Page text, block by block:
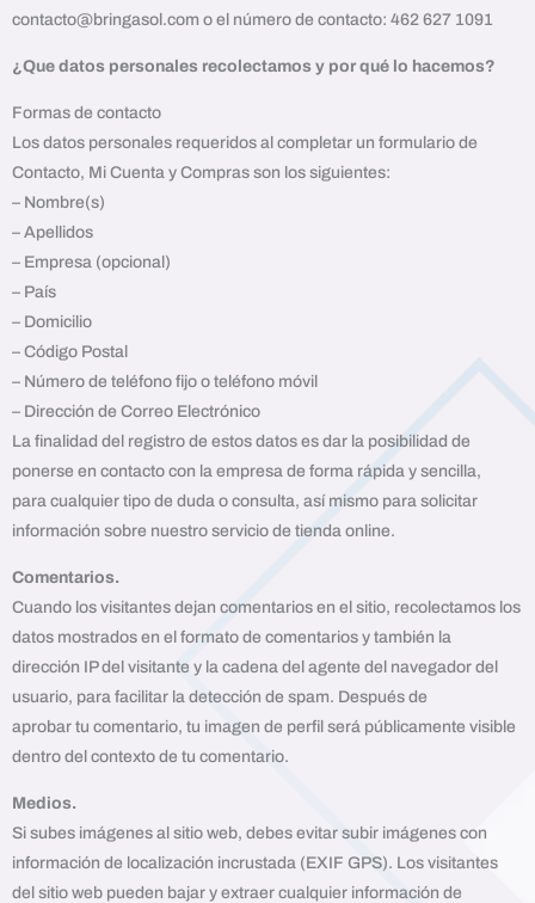
contacto@bringasol.com o el número de contacto: 462 627 1091
¿Que datos personales recolectamos y por qué lo hacemos?
Formas de contacto
Los datos personales requeridos al completar un formulario de
Contacto, Mi Cuenta y Compras son los siguientes:
– Nombre(s)
– Apellidos
– Empresa (opcional)
– País
– Domicilio
– Código Postal
– Número de teléfono fijo o teléfono móvil
– Dirección de Correo Electrónico
La finalidad del registro de estos datos es dar la posibilidad de
ponerse en contacto con la empresa de forma rápida y sencilla,
para cualquier tipo de duda o consulta, así mismo para solicitar
información sobre nuestro servicio de tienda online.
Comentarios.
Cuando los visitantes dejan comentarios en el sitio, recolectamos los
datos mostrados en el formato de comentarios y también la
dirección IP del visitante y la cadena del agente del navegador del
usuario, para facilitar la detección de spam. Después de
aprobar tu comentario, tu imagen de perfil será públicamente visible
dentro del contexto de tu comentario.
Medios.
Si subes imágenes al sitio web, debes evitar subir imágenes con
información de localización incrustada (EXIF GPS). Los visitantes
del sitio web pueden bajar y extraer cualquier información de